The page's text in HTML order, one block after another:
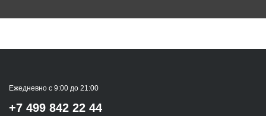
Ежедневно с 9:00 до 21:00
+7 499 842 22 44